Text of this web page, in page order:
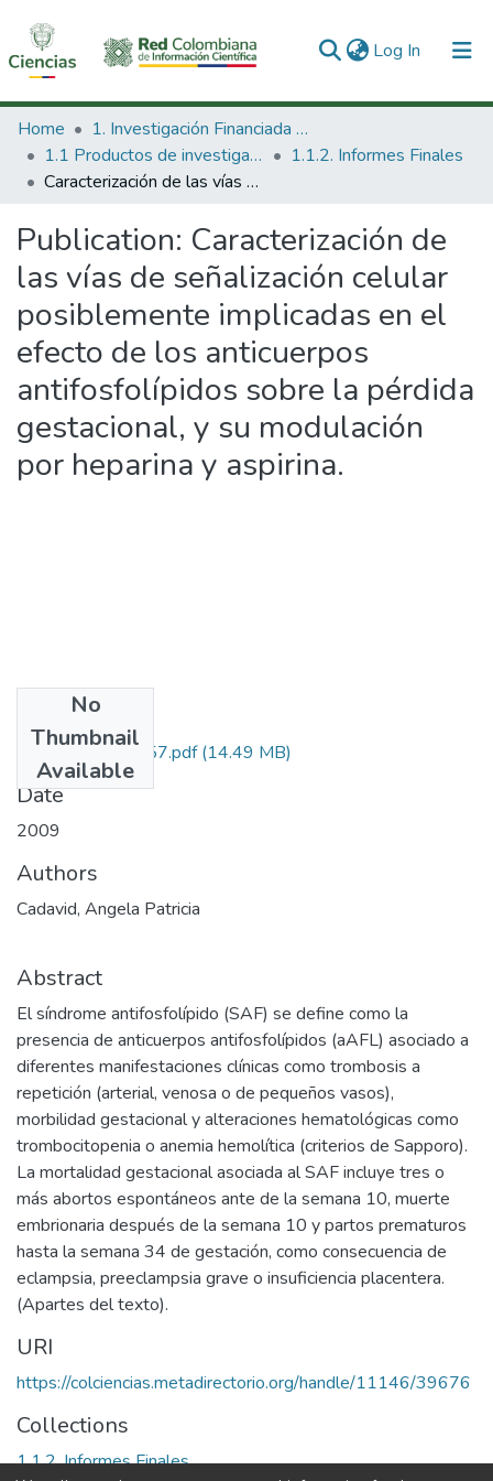
Log In (current)
Communities & Collections
All of DSpace
Home
1. Investigación Financiada con Recursos Públicos
1.1 Productos de investigación
1.1.2. Informes Finales
Caracterización de las vías de señalización celular posiblemente implicadas en el efecto de los anticuerpos antifosfolípidos sobre la pérdida gestacional, y su modulación por heparina y aspirina.
Publication: Caracterización de
las vías de señalización celular
posiblemente implicadas en el
efecto de los anticuerpos
antifosfolípidos sobre la pérdida
gestacional, y su modulación
por heparina y aspirina.
No
Thumbnail
Available
111549326157.pdf(14.49 MB)
Date
2009
Authors
Cadavid, Angela Patricia
Abstract
El síndrome antifosfolípido (SAF) se define como la
presencia de anticuerpos antifosfolípidos (aAFL) asociado a
diferentes manifestaciones clínicas como trombosis a
repetición (arterial, venosa o de pequeños vasos),
morbilidad gestacional y alteraciones hematológicas como
trombocitopenia o anemia hemolítica (criterios de Sapporo).
La mortalidad gestacional asociada al SAF incluye tres o
más abortos espontáneos ante de la semana 10, muerte
embrionaria después de la semana 10 y partos prematuros
hasta la semana 34 de gestación, como consecuencia de
eclampsia, preeclampsia grave o insuficiencia placentera.
(Apartes del texto).
URI
https://colciencias.metadirectorio.org/handle/11146/39676
Collections
1.1.2. Informes Finales